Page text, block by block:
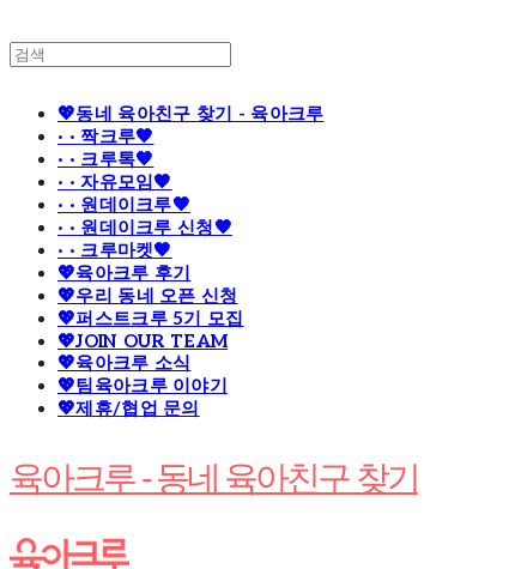
💖동네 육아친구 찾기 - 육아크루
· · 짝크루🧡
· · 크루톡🧡
· · 자유모임🧡
· · 원데이크루🧡
· · 원데이크루 신청🧡
· · 크루마켓🧡
💖육아크루 후기
💖우리 동네 오픈 신청
💖퍼스트크루 5기 모집
💖JOIN OUR TEAM
💖육아크루 소식
💖팀육아크루 이야기
💖제휴/협업 문의
육아크루 - 동네 육아친구 찾기